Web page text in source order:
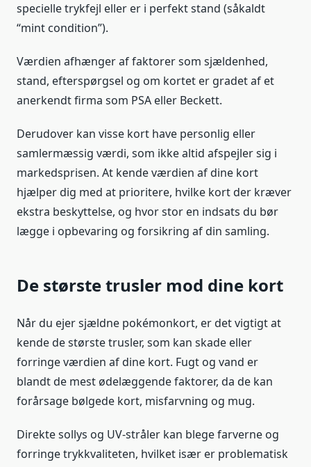
specielle trykfejl eller er i perfekt stand (såkaldt
“mint condition”).
Værdien afhænger af faktorer som sjældenhed,
stand, efterspørgsel og om kortet er gradet af et
anerkendt firma som PSA eller Beckett.
Derudover kan visse kort have personlig eller
samlermæssig værdi, som ikke altid afspejler sig i
markedsprisen. At kende værdien af dine kort
hjælper dig med at prioritere, hvilke kort der kræver
ekstra beskyttelse, og hvor stor en indsats du bør
lægge i opbevaring og forsikring af din samling.
De største trusler mod dine kort
Når du ejer sjældne pokémonkort, er det vigtigt at
kende de største trusler, som kan skade eller
forringe værdien af dine kort. Fugt og vand er
blandt de mest ødelæggende faktorer, da de kan
forårsage bølgede kort, misfarvning og mug.
Direkte sollys og UV-stråler kan blege farverne og
forringe trykkvaliteten, hvilket især er problematisk